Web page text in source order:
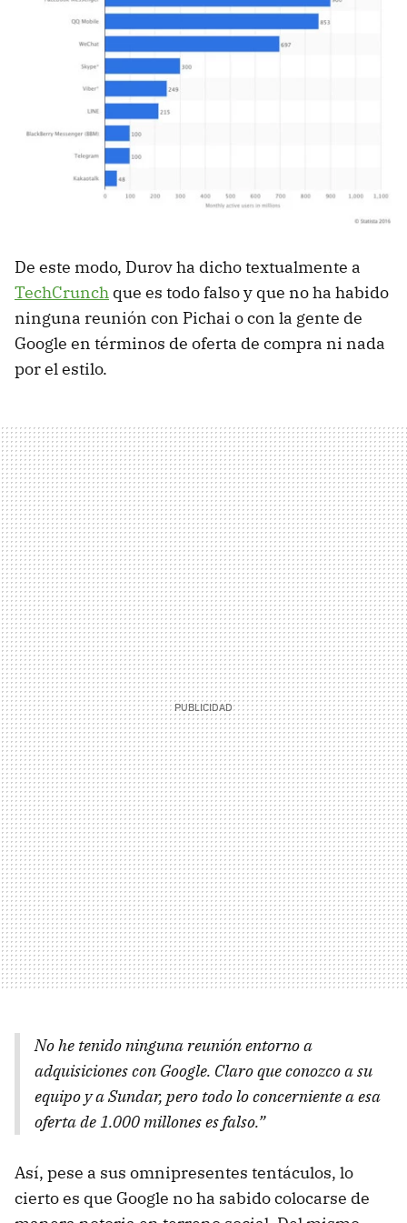
De este modo, Durov ha dicho textualmente a
TechCrunch que es todo falso y que no ha habido
ninguna reunión con Pichai o con la gente de
Google en términos de oferta de compra ni nada
por el estilo.
No he tenido ninguna reunión entorno a
adquisiciones con Google. Claro que conozco a su
equipo y a Sundar, pero todo lo concerniente a esa
oferta de 1.000 millones es falso.”
Así, pese a sus omnipresentes tentáculos, lo
cierto es que Google no ha sabido colocarse de